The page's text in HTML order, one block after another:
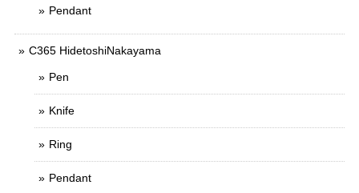
Pendant
C365 HidetoshiNakayama
Pen
Knife
Ring
Pendant